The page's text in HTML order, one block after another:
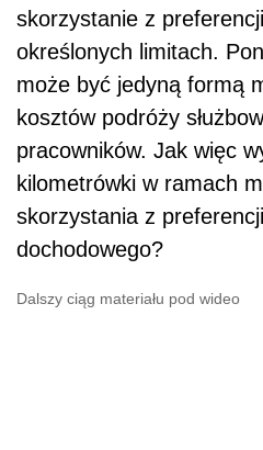
skorzystanie z
określonych limitach.
może być jedyną formą
kosztów podróży
pracowników. Jak więc
kilometrówki w ramach
skorzystania z
dochodowego?
Dalszy ciąg materiału pod wideo